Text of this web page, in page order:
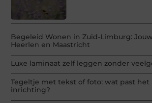
Begeleid Wonen in Zuid-Limburg:
Heerlen en Maastricht
Luxe laminaat zelf leggen zonder
Tegeltje met tekst of foto: wat past het
inrichting?